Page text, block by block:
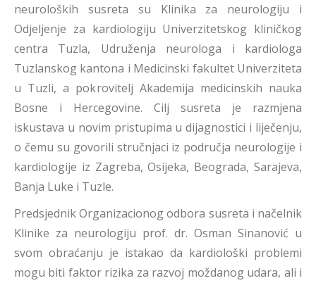
neuroloških susreta su Klinika za neurologiju i
Odjeljenje za kardiologiju Univerzitetskog kliničkog
centra Tuzla, Udruženja neurologa i kardiologa
Tuzlanskog kantona i Medicinski fakultet Univerziteta
u Tuzli, a pokrovitelj Akademija medicinskih nauka
Bosne i Hercegovine. Cilj susreta je razmjena
iskustava u novim pristupima u dijagnostici i liječenju,
o čemu su govorili stručnjaci iz područja neurologije i
kardiologije iz Zagreba, Osijeka, Beograda, Sarajeva,
Banja Luke i Tuzle.
Predsjednik Organizacionog odbora susreta i načelnik
Klinike za neurologiju prof. dr. Osman Sinanović u
svom obraćanju je istakao da kardiološki problemi
mogu biti faktor rizika za razvoj moždanog udara, ali i